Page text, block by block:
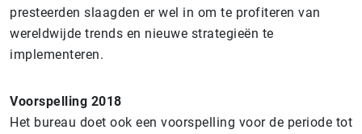
presteerden slaagden er wel in om te profiteren van
wereldwijde trends en nieuwe strategieën te
implementeren.
Voorspelling 2018
Het bureau doet ook een voorspelling voor de periode tot